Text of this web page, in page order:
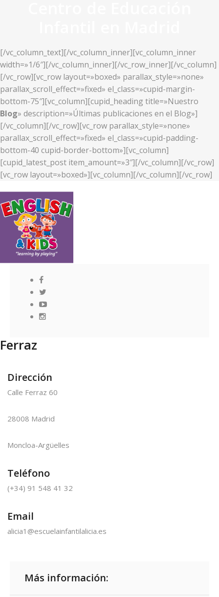
[/vc_column_text][/vc_column_inner][vc_column_inner
width=»1/6″][/vc_column_inner][/vc_row_inner][/vc_column]
[/vc_row][vc_row layout=»boxed» parallax_style=»none»
parallax_scroll_effect=»fixed» el_class=»cupid-margin-
bottom-75″][vc_column][cupid_heading title=»Nuestro
Blog» description=»Últimas publicaciones en el Blog»]
[/vc_column][/vc_row][vc_row parallax_style=»none»
parallax_scroll_effect=»fixed» el_class=»cupid-padding-
bottom-40 cupid-border-bottom»][vc_column]
[cupid_latest_post item_amount=»3″][/vc_column][/vc_row]
[vc_row layout=»boxed»][vc_column][/vc_column][/vc_row]
Ferraz
Dirección
Calle Ferraz 60
28008 Madrid
Moncloa-Argüelles
Teléfono
(+34) 91 548 41 32
Email
alicia1@escuelainfantilalicia.es
Más información: